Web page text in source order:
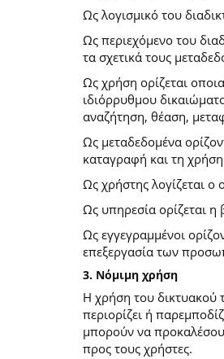
Ως λογισμικό του
Ως περιεχόμενο του
τα σχετικά τους
Ως χρήση ορίζεται
ιδιόρρυθμου
αναζήτηση, θέαση,
Ως μεταδεδομένα
καταγραφή και τη
Ως χρήστης λογίζεται
Ως υπηρεσία ορίζεται η
Ως εγγεγραμμένοι
επεξεργασία των
3. Νόμιμη χρήση
Η χρήση του δικτυακού
περιορίζει ή
μπορούν να
προς τους χρήστες.